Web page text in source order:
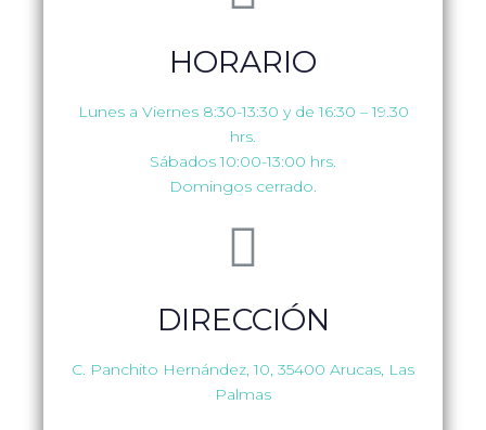
HORARIO
Lunes a Viernes 8:30-13:30 y de 16:30 – 19.30
hrs.
Sábados 10:00-13:00 hrs.
Domingos cerrado.
DIRECCIÓN
C. Panchito Hernández, 10, 35400 Arucas, Las
Palmas